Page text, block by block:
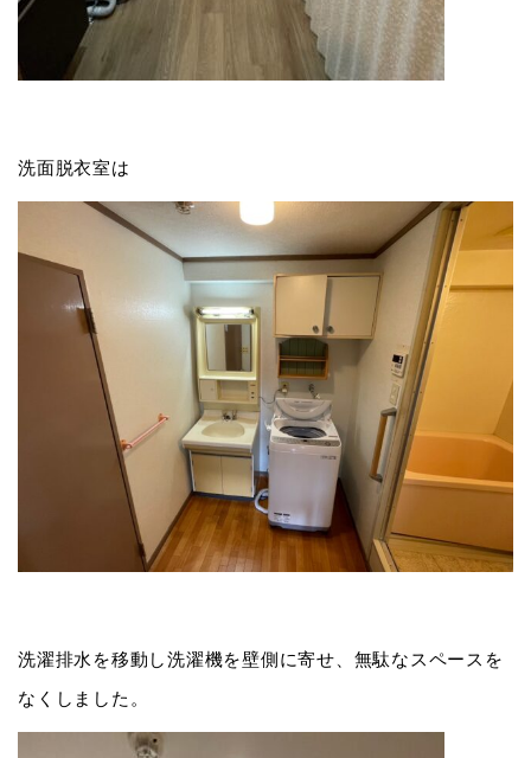
洗面脱衣室は
洗濯排水を移動し洗濯機を壁側に寄せ、無駄なスペースを
なくしました。